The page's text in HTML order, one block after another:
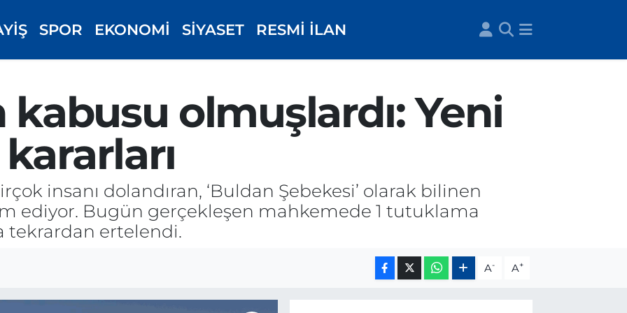
SPOR EKONOMİ SİYASET RESMİ İLAN
olmuşlardı: Yeni
insanı dolandıran, ‘Buldan Şebekesi’ olarak bilinen
ediyor. Bugün gerçekleşen mahkemede 1 tutuklama
tekrardan ertelendi.
A- A+